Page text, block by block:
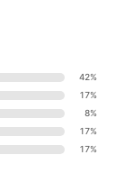
42%
17%
8%
17%
17%